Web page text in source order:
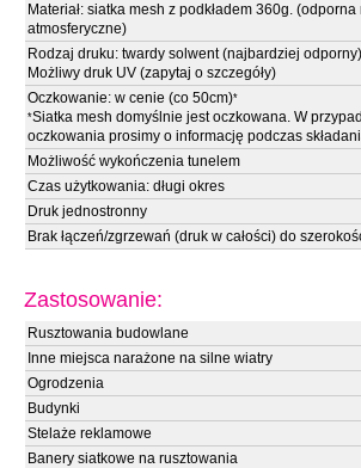
Materiał: siatka mesh z podkładem 360g.
atmosferyczne)
Rodzaj druku: twardy solwent (najbardziej odporny)
Możliwy druk UV (zapytaj o szczegóły)
Oczkowanie: w cenie (co 50cm)*
*Siatka mesh domyślnie jest oczkowana. W
oczkowania prosimy o informację podczas
Możliwość wykończenia tunelem
Czas użytkowania: długi okres
Druk jednostronny
Brak łączeń/zgrzewań (druk w całości) do
Zastosowanie:
Rusztowania budowlane
Inne miejsca narażone na silne wiatry
Ogrodzenia
Budynki
Stelaże reklamowe
Banery siatkowe na rusztowania